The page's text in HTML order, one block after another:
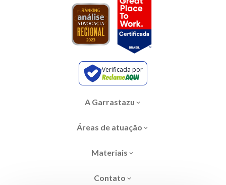
Verificada por
A Garrastazu
Áreas de atuação
Materiais
Contato